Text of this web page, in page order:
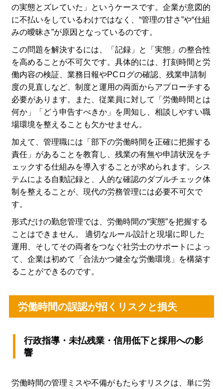
の実態とズレていた」というケースです。企業が意図的
に不払いをしているわけではなく、“管理の甘さ”や“仕組
みの曖昧さ”が原因となっているのです。
この問題を解決するには、「記録」と「実態」の整合性
を高めることが不可欠です。具体的には、打刻時間と労
働内容の検証、業務日報やPCログの確認、残業申請制
度の見直しなど、制度と運用の両面からアプローチする
必要があります。また、従業員に対して「労働時間とは
何か」「どう申告すべきか」を周知し、相談しやすい職
場環境を整えることも欠かせません。
加えて、管理職には「部下の労働時間を正確に把握する
責任」があることを教育し、残業の有無や申請状況をチ
ェックする仕組みを導入することが求められます。シス
テムによる自動記録と、人的な確認のダブルチェック体
制を整えることが、現代の労務管理には必要不可欠で
す。
形式だけの勤怠管理では、労働時間の“実態”を把握する
ことはできません。 適切なルール設計と現場に即した
運用、そしてその両者をつなぐ社労士のサポートによっ
て、企業は初めて「合法かつ健全な労働環境」を構築す
ることができるのです。
労働時間の誤認が招くリスクと損失
行政指導・未払残業・信用低下と採用への影
響
労働時間の管理ミスや不備がもたらすリスクは、単に労